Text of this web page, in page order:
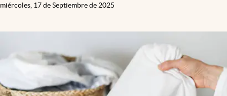
miércoles, 17 de Septiembre de 2025